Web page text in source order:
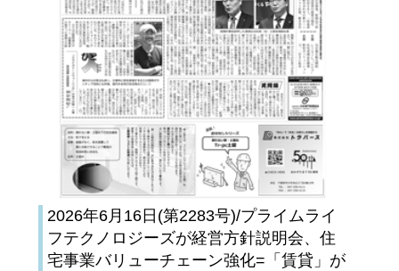
2026年6月16日(第2283号)/プライムライ
フテクノロジーズが経営方針説明会、住
宅事業バリューチェーン強化=「賃貸」が